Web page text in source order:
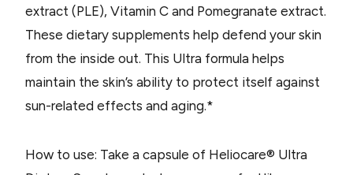
extract (PLE), Vitamin C and Pomegranate extract.
These dietary supplements help defend your skin
from the inside out. This Ultra formula helps
maintain the skin’s ability to protect itself against
sun-related effects and aging.*
How to use: Take a capsule of Heliocare® Ultra